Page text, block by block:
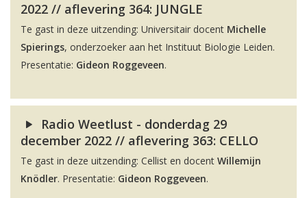
2022 // aflevering 364: JUNGLE
Te gast in deze uitzending: Universitair docent Michelle
Spierings, onderzoeker aan het Instituut Biologie Leiden.
Presentatie: Gideon Roggeveen.
Radio Weetlust - donderdag 29
december 2022 // aflevering 363: CELLO
Te gast in deze uitzending: Cellist en docent Willemijn
Knödler. Presentatie: Gideon Roggeveen.